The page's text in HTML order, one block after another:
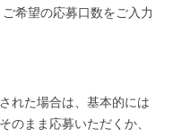
希望の応募口数をご入力
れた場合は、基本的には
のまま応募いただくか、